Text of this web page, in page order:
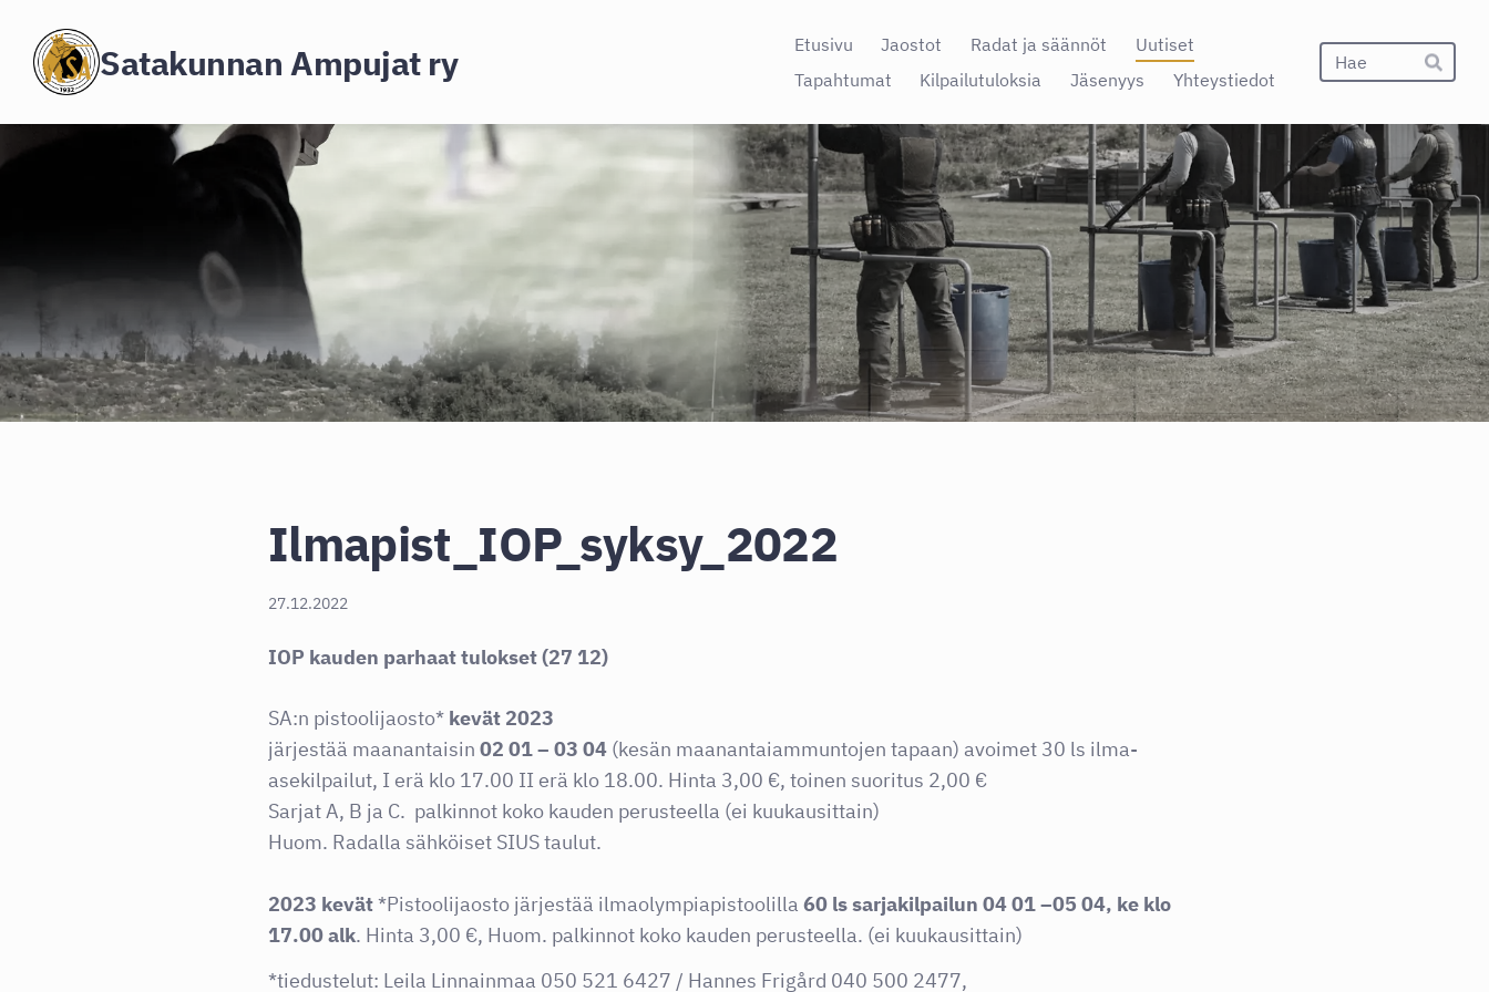
Siirry
sivun
sisältöön
Satakunnan Ampujat ry Etusivu Jaostot Radat ja säännöt
Uutiset
Tapahtumat
Kilpailutuloksia Jäsenyys Yhteystiedot Hae
Ilmapist_IOP_syksy_2022
27.12.2022
IOP kauden parhaat tulokset (27 12)
SA:n pistoolijaosto* kevät 2023
järjestää maanantaisin 02 01 – 03 04 (kesän maanantaiammuntojen tapaan) avoimet 30 ls ilma-
asekilpailut, I erä klo 17.00 II erä klo 18.00. Hinta 3,00 €, toinen suoritus 2,00 €
Sarjat A, B ja C. palkinnot koko kauden perusteella (ei kuukausittain)
Huom. Radalla sähköiset SIUS taulut.
2023 kevät*Pistoolijaosto järjestää ilmaolympiapistoolilla 60 ls sarjakilpailun 04 01 –05 04, ke klo
17.00 alk. Hinta 3,00 €, Huom. palkinnot koko kauden perusteella. (ei kuukausittain)
*tiedustelut: Leila Linnainmaa 050 521 6427 / Hannes Frigård 040 500 2477,